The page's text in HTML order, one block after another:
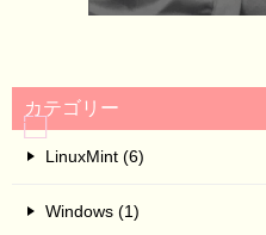
カテゴリー
LinuxMint (6)
Windows (1)